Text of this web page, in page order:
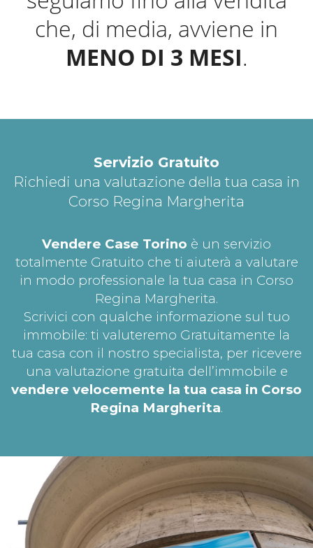
che, di media, avviene in
MENO DI 3 MESI.
Servizio Gratuito
Richiedi una valutazione della tua casa in
Corso Regina Margherita
Vendere Case Torino è un servizio
totalmente Gratuito che ti aiuterà a valutare
in modo professionale la tua casa in Corso
Regina Margherita.
Scrivici con qualche informazione sul tuo
immobile: ti valuteremo Gratuitamente la
tua casa con il nostro specialista, per ricevere
una valutazione gratuita dell’immobile e
vendere velocemente la tua casa in Corso
Regina Margherita.